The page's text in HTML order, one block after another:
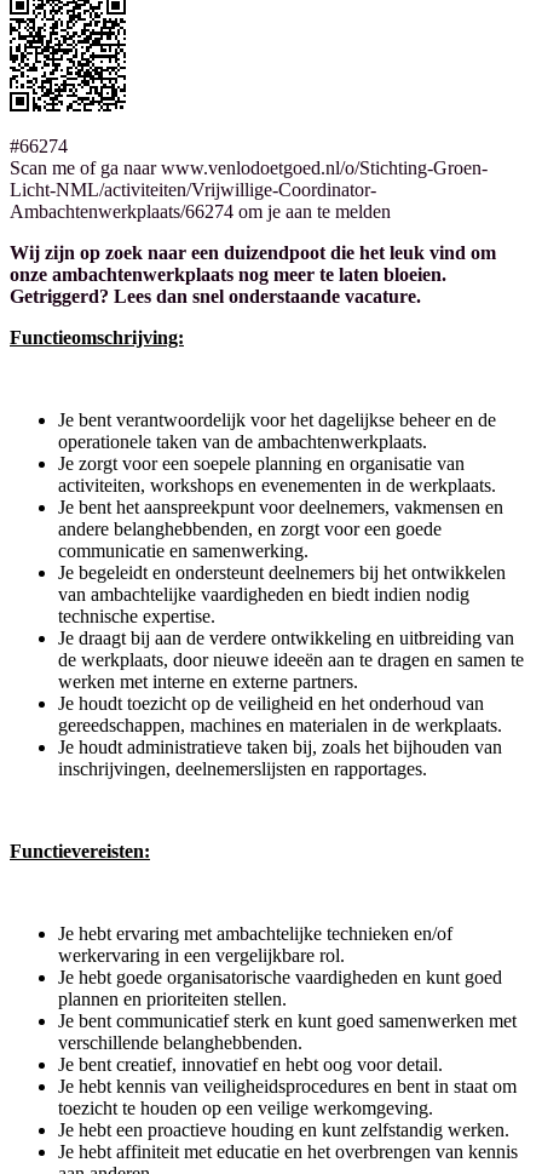
#66274
Scan me of ga naar www.venlodoetgoed.nl/o/Stichting-Groen-
Licht-NML/activiteiten/Vrijwillige-Coordinator-
Ambachtenwerkplaats/66274 om je aan te melden
Wij zijn op zoek naar een duizendpoot die het leuk vind om
onze ambachtenwerkplaats nog meer te laten bloeien.
Getriggerd? Lees dan snel onderstaande vacature.
Functieomschrijving:
Je bent verantwoordelijk voor het dagelijkse beheer en de
operationele taken van de ambachtenwerkplaats.
Je zorgt voor een soepele planning en organisatie van
activiteiten, workshops en evenementen in de werkplaats.
Je bent het aanspreekpunt voor deelnemers, vakmensen en
andere belanghebbenden, en zorgt voor een goede
communicatie en samenwerking.
Je begeleidt en ondersteunt deelnemers bij het ontwikkelen
van ambachtelijke vaardigheden en biedt indien nodig
technische expertise.
Je draagt bij aan de verdere ontwikkeling en uitbreiding van
de werkplaats, door nieuwe ideeën aan te dragen en samen te
werken met interne en externe partners.
Je houdt toezicht op de veiligheid en het onderhoud van
gereedschappen, machines en materialen in de werkplaats.
Je houdt administratieve taken bij, zoals het bijhouden van
inschrijvingen, deelnemerslijsten en rapportages.
Functievereisten:
Je hebt ervaring met ambachtelijke technieken en/of
werkervaring in een vergelijkbare rol.
Je hebt goede organisatorische vaardigheden en kunt goed
plannen en prioriteiten stellen.
Je bent communicatief sterk en kunt goed samenwerken met
verschillende belanghebbenden.
Je bent creatief, innovatief en hebt oog voor detail.
Je hebt kennis van veiligheidsprocedures en bent in staat om
toezicht te houden op een veilige werkomgeving.
Je hebt een proactieve houding en kunt zelfstandig werken.
Je hebt affiniteit met educatie en het overbrengen van kennis